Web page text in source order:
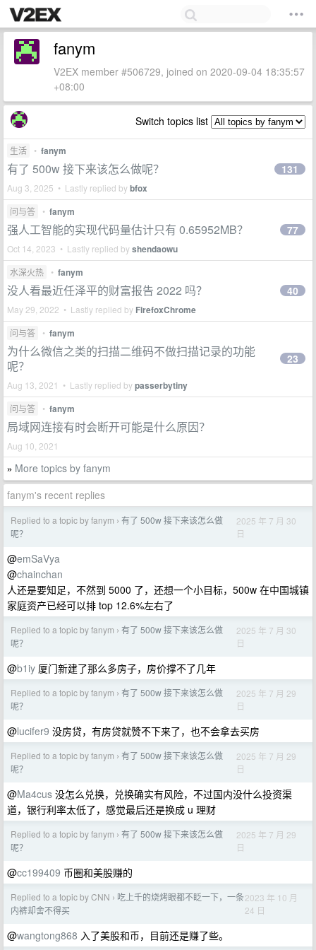
fanym
V2EX member #506729, joined on 2020-09-04 18:35:57
+08:00
Switch topics list
生活 • fanym
有了 500w 接下来该怎么做呢？
Aug 3, 2025 • Lastly replied bybfox
131
问与答 • fanym
强人工智能的实现代码量估计只有 0.65952MB？
Oct 14, 2023 • Lastly replied byshendaowu
77
水深火热 • fanym
没人看最近任泽平的财富报告 2022 吗？
May 29, 2022 • Lastly replied by FirefoxChrome
40
问与答 • fanym
为什么微信之类的扫描二维码不做扫描记录的功能
呢？
Aug 13, 2021 • Lastly replied bypasserbytiny
23
问与答 • fanym
局域网连接有时会断开可能是什么原因？
Aug 10, 2021
» More topics by fanym
fanym's recent replies
Replied to a topic by fanym › 有了 500w 接下来该怎么做
呢？
2025 年 7 月 30
日
@emSaVya
@chainchan
人还是要知足，不然到 5000 了，还想一个小目标，500w 在中国城镇
家庭资产已经可以排 top 12.6%左右了
Replied to a topic by fanym › 有了 500w 接下来该怎么做
呢？
2025 年 7 月 30
日
@b1iy 厦门新建了那么多房子，房价撑不了几年
Replied to a topic by fanym › 有了 500w 接下来该怎么做
呢？
2025 年 7 月 29
日
@lucifer9 没房贷，有房贷就赞不下来了，也不会拿去买房
Replied to a topic by fanym › 有了 500w 接下来该怎么做
呢？
2025 年 7 月 29
日
@Ma4cus 没怎么兑换，兑换确实有风险，不过国内没什么投资渠
道，银行利率太低了，感觉最后还是换成 u 理财
Replied to a topic by fanym › 有了 500w 接下来该怎么做
呢？
2025 年 7 月 29
日
@cc199409 币圈和美股赚的
Replied to a topic by CNN › 吃上千的烧烤眼都不眨一下，一条
内裤却舍不得买
2023 年 10 月
24 日
@wangtong868 入了美股和币，目前还是赚了些。